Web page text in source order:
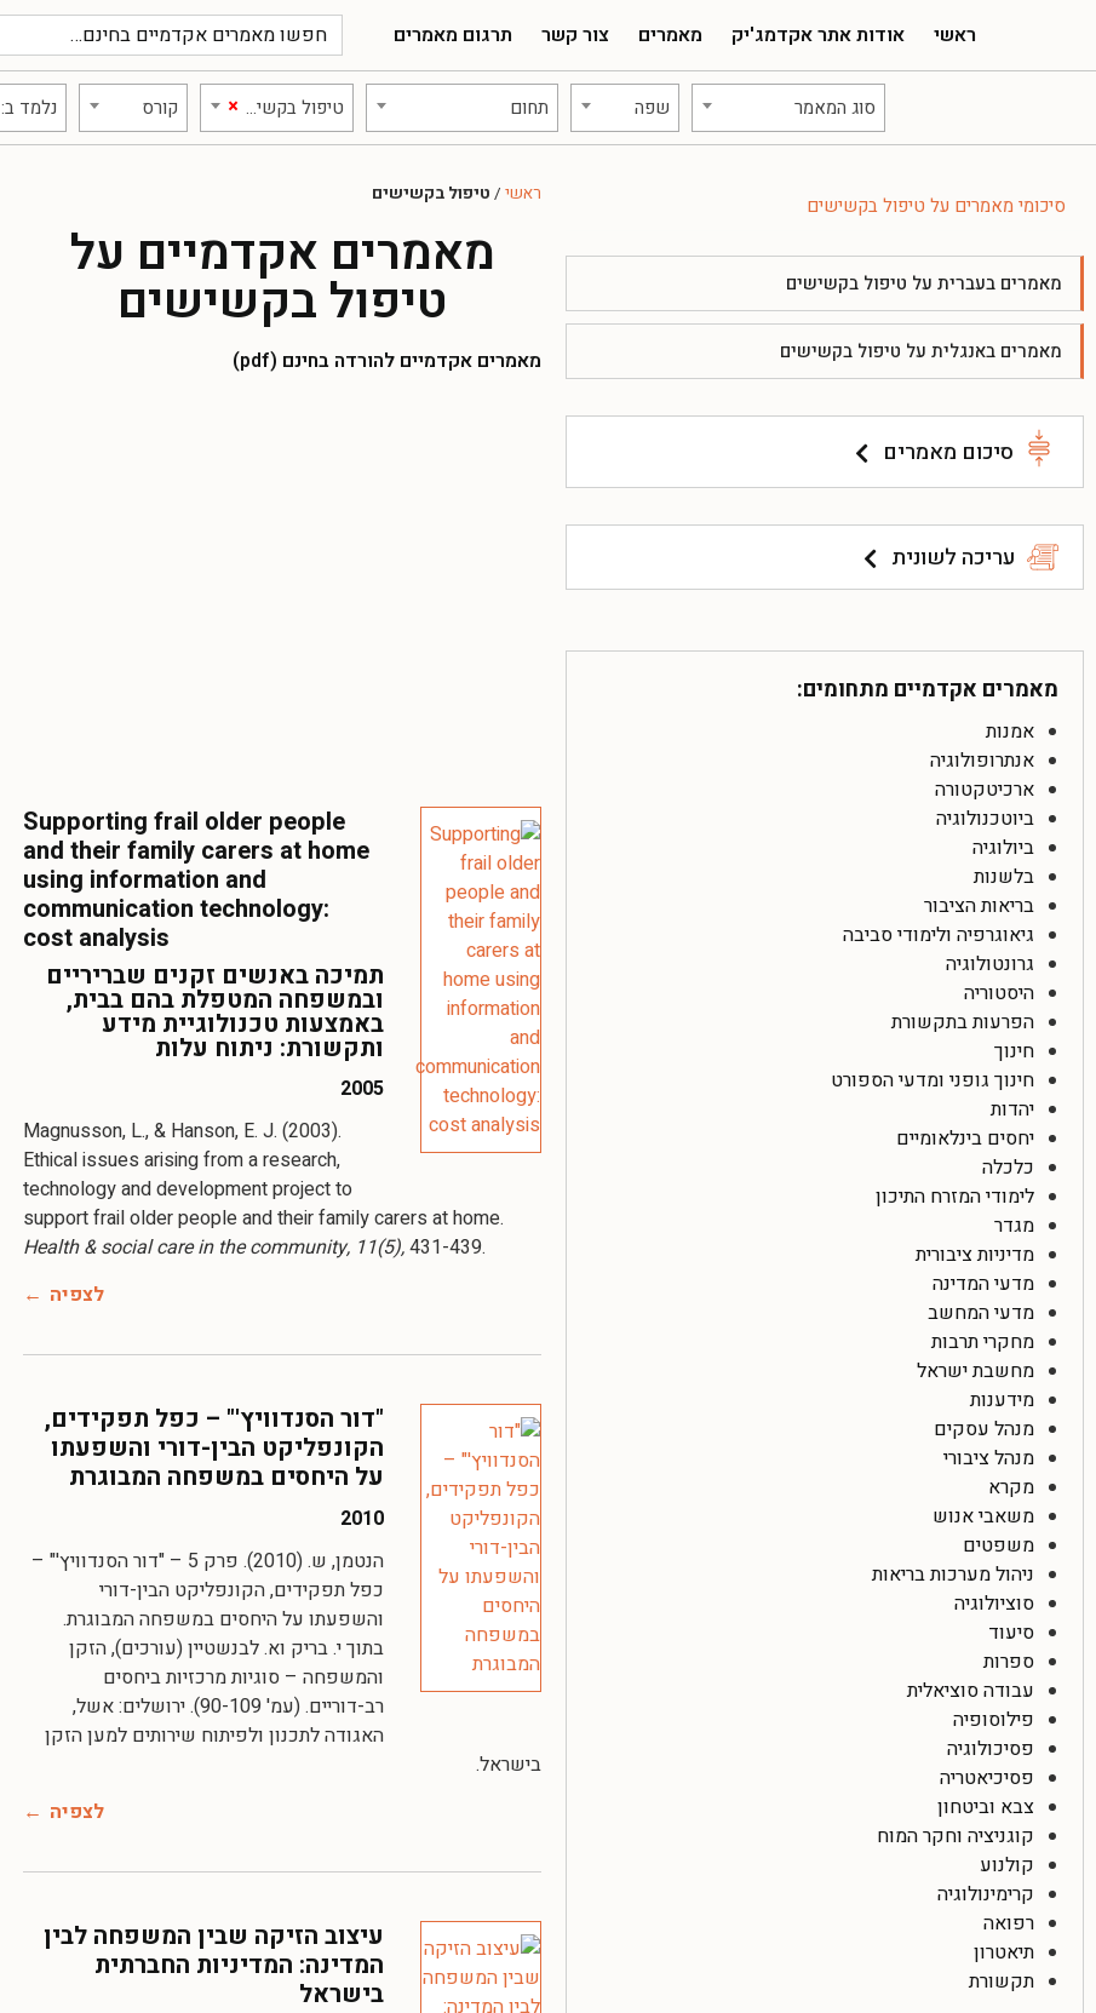
ראשי אודות אתר אקדמג'יק מאמרים צור קשר תרגום מאמרים
סוג המאמר שפה תחום × טיפול בקשישים קורס נלמד ב:
סיכומי מאמרים על טיפול בקשישים
מאמרים בעברית על טיפול בקשישים
מאמרים באנגלית על טיפול בקשישים
סיכום מאמרים
עריכה לשונית
מאמרים אקדמיים מתחומים:
אמנות
אנתרופולוגיה
ארכיטקטורה
ביוטכנולוגיה
ביולוגיה
בלשנות
בריאות הציבור
גיאוגרפיה ולימודי סביבה
גרונטולוגיה
היסטוריה
הפרעות בתקשורת
חינוך
חינוך גופני ומדעי הספורט
יהדות
יחסים בינלאומיים
כלכלה
לימודי המזרח התיכון
מגדר
מדיניות ציבורית
מדעי המדינה
מדעי המחשב
מחקרי תרבות
מחשבת ישראל
מידענות
מנהל עסקים
מנהל ציבורי
מקרא
משאבי אנוש
משפטים
ניהול מערכות בריאות
סוציולוגיה
סיעוד
ספרות
עבודה סוציאלית
פילוסופיה
פסיכולוגיה
פסיכיאטריה
צבא וביטחון
קוגניציה וחקר המוח
קולנוע
קרימינולוגיה
רפואה
תיאטרון
תקשורת
ראשי/ טיפול בקשישים
מאמרים אקדמיים על
טיפול בקשישים
מאמרים אקדמיים להורדה בחינם (pdf)
Supporting frail older people
and their family carers at home
using information and
communication technology:
cost analysis
תמיכה באנשים זקנים שבריריים
ובמשפחה המטפלת בהם בבית,
באמצעות טכנולוגיית מידע
ותקשורת: ניתוח עלות
2005
Magnusson, L., & Hanson, E. J. (2003).
Ethical issues arising from a research,
technology and development project to
support frail older people and their family carers at home.
Health & social care in the community, 11(5),431-439.
לצפיה
"דור הסנדוויץ'" – כפל תפקידים,
הקונפליקט הבין-דורי והשפעתו
על היחסים במשפחה המבוגרת
2010
הנטמן, ש. (2010). פרק 5 – "דור הסנדוויץ'" –
כפל תפקידים, הקונפליקט הבין-דורי
והשפעתו על היחסים במשפחה המבוגרת.
בתוך י. בריק וא. לבנשטיין (עורכים), הזקן
והמשפחה – סוגיות מרכזיות ביחסים
רב-דוריים. (עמ' 90-109). ירושלים: אשל,
האגודה לתכנון ולפיתוח שירותים למען הזקן
בישראל.
לצפיה
עיצוב הזיקה שבין המשפחה לבין
המדינה: המדיניות החברתית
בישראל